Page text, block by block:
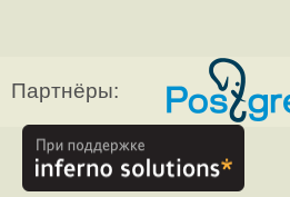
Партнёры: